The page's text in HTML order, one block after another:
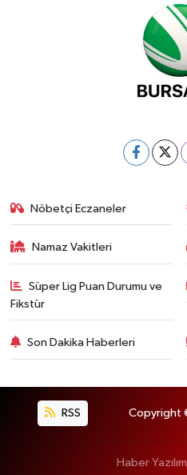
Nöbetçi Eczaneler
Namaz Vakitleri
Süper Lig Puan Durumu ve
Fikstür
Son Dakika Haberleri
RSS Copyright
Haber